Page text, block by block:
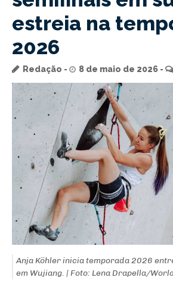
estreia na
2026
Redação 8 de maio de 2026
Anja Köhler inicia temporada 2026
em Wujiang. | Foto: Lena Drapella/